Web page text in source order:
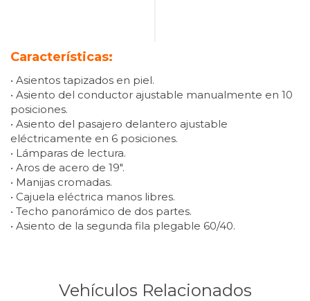
Características:
• Asientos tapizados en piel.
• Asiento del conductor ajustable manualmente en 10
posiciones.
• Asiento del pasajero delantero ajustable
eléctricamente en 6 posiciones.
• Lámparas de lectura.
• Aros de acero de 19″.
• Manijas cromadas.
• Cajuela eléctrica manos libres.
• Techo panorámico de dos partes.
• Asiento de la segunda fila plegable 60/40.
Vehículos Relacionados